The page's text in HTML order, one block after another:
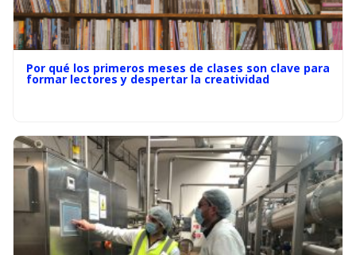
Por qué los primeros meses de clases son clave para
formar lectores y despertar la creatividad